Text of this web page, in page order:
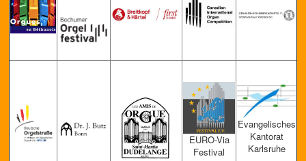
EURO-Via
Festival
Evangelisches
Kantorat
Karlsruhe